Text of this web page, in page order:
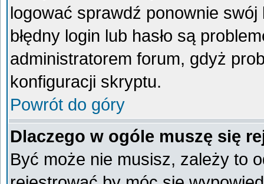
logować sprawdź ponownie swój
błędny login lub hasło są
administratorem forum, gdyż
konfiguracji skryptu.
Powrót do góry
Dlaczego w ogóle muszę się
Być może nie musisz, zależy to